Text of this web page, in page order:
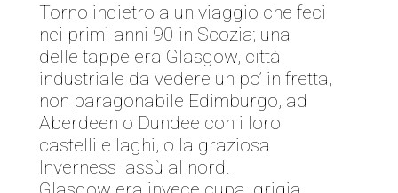
Torno indietro a un viaggio che feci
nei primi anni 90 in Scozia; una
delle tappe era Glasgow, città
industriale da vedere un po’ in fretta,
non paragonabile Edimburgo, ad
Aberdeen o Dundee con i loro
castelli e laghi, o la graziosa
Inverness lassù al nord.